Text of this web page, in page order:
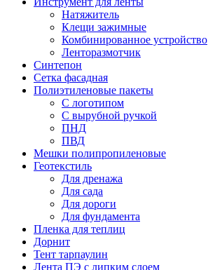
Натяжитель
Клещи зажимные
Комбинированное устройство
Ленторазмотчик
Синтепон
Сетка фасадная
Полиэтиленовые пакеты
С логотипом
С вырубной ручкой
ПНД
ПВД
Мешки полипропиленовые
Геотекстиль
Для дренажа
Для сада
Для дороги
Для фундамента
Пленка для теплиц
Дорнит
Тент тарпаулин
Лента ПЭ с липким слоем